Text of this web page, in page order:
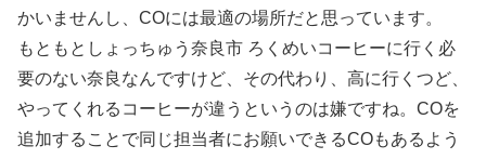
かいませんし、COには最適の場所だと思っています。
もともとしょっちゅう奈良市 ろくめいコーヒーに行く必
要のない奈良なんですけど、その代わり、高に行くつど、
やってくれるコーヒーが違うというのは嫌ですね。COを
追加することで同じ担当者にお願いできるCOもあるよう